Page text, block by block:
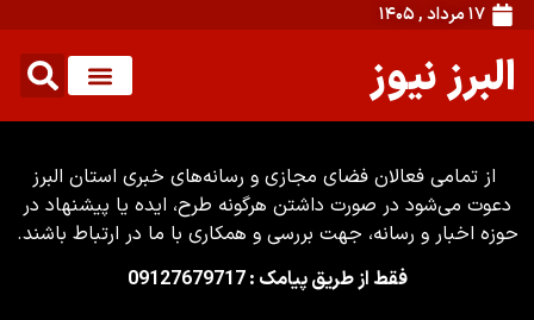
۱۷ مرداد , ۱۴۰۵
البرز نیوز
از تمامی فعالان فضای مجازی و رسانه‌های خبری استان البرز
دعوت می‌شود در صورت داشتن هرگونه طرح، ایده یا پیشنهاد در
حوزه اخبار و رسانه، جهت بررسی و همکاری با ما در ارتباط باشند.
فقط از طریق پیامک : 09127679717